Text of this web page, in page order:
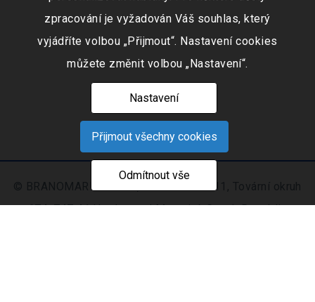
© BRANOMARKET s.r.o., IČO: 253 51 311, Tovární okruh
674, 747 41 Hradec nad Moravicí, Czech Republic
zpracování je vyžadován Váš souhlas, který
vyjádříte volbou „Přijmout“. Nastavení cookies
můžete změnit volbou „Nastavení“.
Nastavení
Přijmout všechny cookies
Odmítnout vše